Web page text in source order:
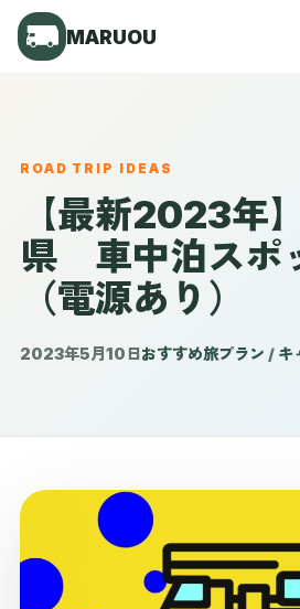
MARUOU
ROAD TRIP IDEAS
【最新2023年
県 車中泊スポ
（電源あり）
2023年5月10日おすすめ旅プラン / キ